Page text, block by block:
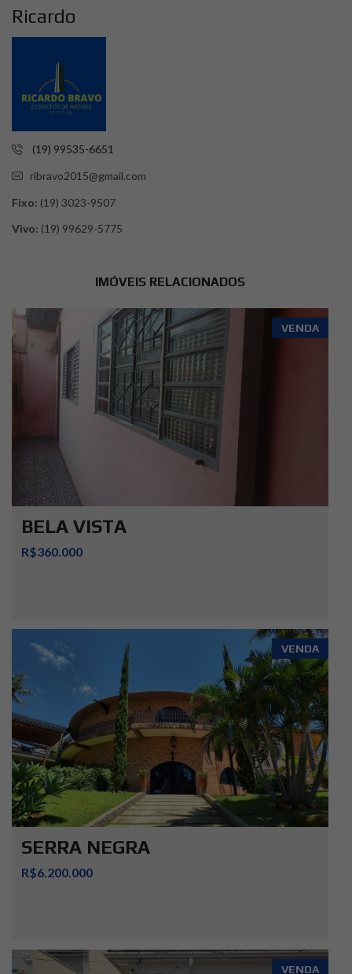
Ricardo
(19) 99535-6651
ribravo2015@gmail.com
Fixo: (19) 3023-9507
Vivo: (19) 99629-5775
IMÓVEIS RELACIONADOS
VENDA
BELA VISTA
R$360.000
VENDA
SERRA NEGRA
R$6.200.000
VENDA